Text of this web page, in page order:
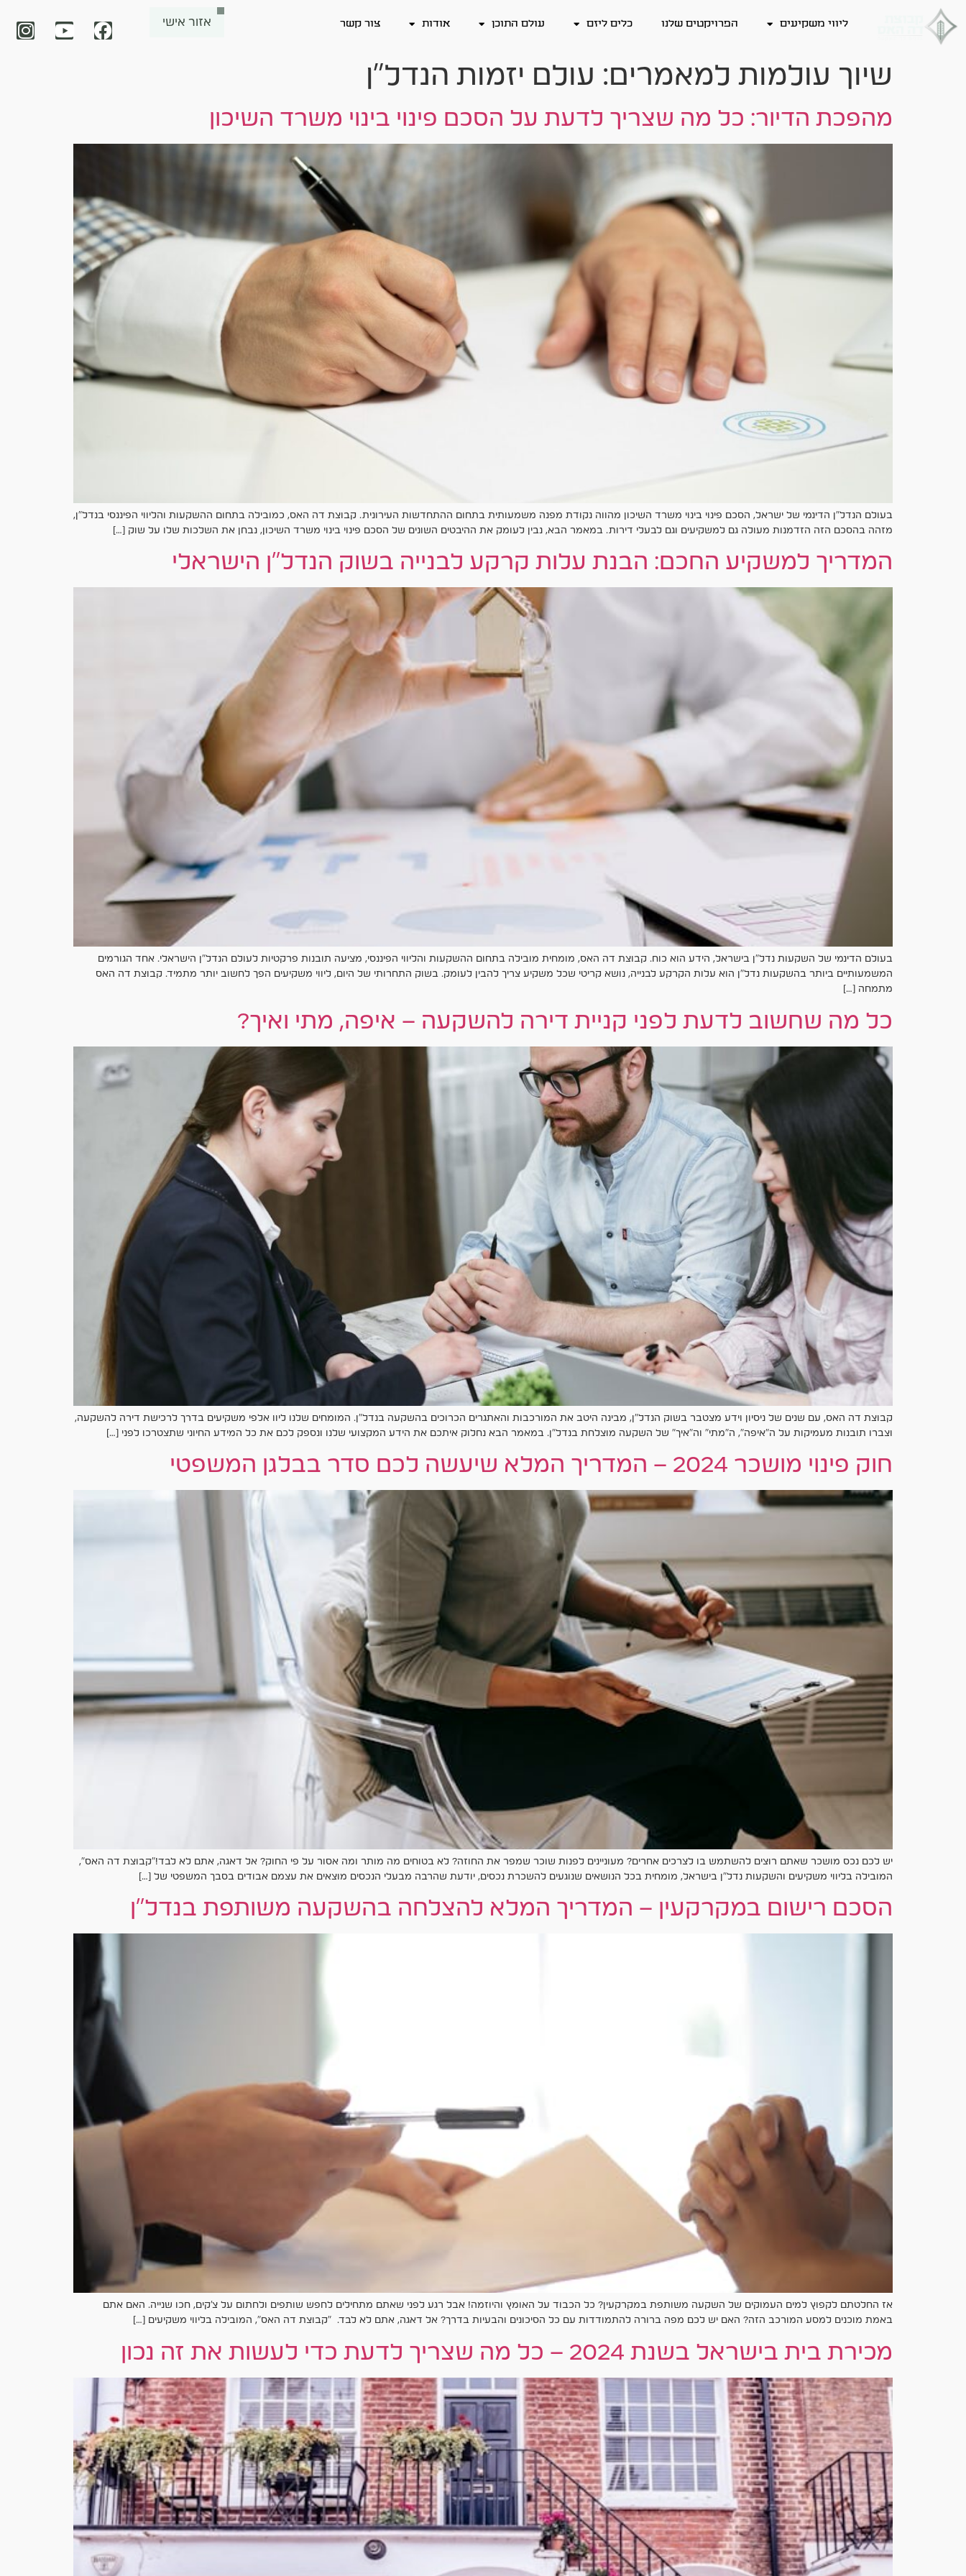
לתוכן
ליווי משקיעים
הפרויקטים שלנו כלים ליזם עולם התוכן אודות צור קשר אזור אישי
שיוך עולמות למאמרים: עולם יזמות הנדל״ן
מהפכת הדיור: כל מה שצריך לדעת על הסכם פינוי בינוי משרד השיכון
בעולם הנדל"ן הדינמי של ישראל, הסכם פינוי בינוי משרד השיכון מהווה נקודת מפנה משמעותית בתחום ההתחדשות העירונית. קבוצת דה האס, כמובילה בתחום ההשקעות והליווי הפיננסי בנדל"ן,
מזהה בהסכם הזה הזדמנות מעולה גם למשקיעים וגם לבעלי דירות. במאמר הבא, נבין לעומק את ההיבטים השונים של הסכם פינוי בינוי משרד השיכון, נבחן את השלכות שלו על שוק […]
המדריך למשקיע החכם: הבנת עלות קרקע לבנייה בשוק הנדל"ן הישראלי
בעולם הדינמי של השקעות נדל"ן בישראל, הידע הוא כוח. קבוצת דה האס, מומחית מובילה בתחום ההשקעות והליווי הפיננסי, מציעה תובנות פרקטיות לעולם הנדל"ן הישראלי. אחד הגורמים
המשמעותיים ביותר בהשקעות נדל"ן הוא עלות הקרקע לבנייה, נושא קריטי שכל משקיע צריך להבין לעומק. בשוק התחרותי של היום, ליווי משקיעים הפך לחשוב יותר מתמיד. קבוצת דה האס
מתמחה […]
כל מה שחשוב לדעת לפני קניית דירה להשקעה – איפה, מתי ואיך?
קבוצת דה האס, עם שנים של ניסיון וידע מצטבר בשוק הנדל"ן, מבינה היטב את המורכבות והאתגרים הכרוכים בהשקעה בנדל"ן. המומחים שלנו ליוו אלפי משקיעים בדרך לרכישת דירה להשקעה,
וצברו תובנות מעמיקות על ה"איפה", ה"מתי" וה"איך" של השקעה מוצלחת בנדל"ן. במאמר הבא נחלוק איתכם את הידע המקצועי שלנו ונספק לכם את כל המידע החיוני שתצטרכו לפני […]
חוק פינוי מושכר 2024 – המדריך המלא שיעשה לכם סדר בבלגן המשפטי
יש לכם נכס מושכר שאתם רוצים להשתמש בו לצרכים אחרים? מעוניינים לפנות שוכר שמפר את החוזה? לא בטוחים מה מותר ומה אסור על פי החוק? אל דאגה, אתם לא לבד!״קבוצת דה האס״,
המובילה בליווי משקיעים והשקעות נדל"ן בישראל, מומחית בכל הנושאים שנוגעים להשכרת נכסים, יודעת שהרבה מבעלי הנכסים מוצאים את עצמם אבודים בסבך המשפטי של […]
הסכם רישום במקרקעין – המדריך המלא להצלחה בהשקעה משותפת בנדל"ן
אז החלטתם לקפוץ למים העמוקים של השקעה משותפת במקרקעין? כל הכבוד על האומץ והיוזמה! אבל רגע לפני שאתם מתחילים לחפש שותפים ולחתום על צ'קים, חכו שנייה. האם אתם
באמת מוכנים למסע המורכב הזה? האם יש לכם מפה ברורה להתמודדות עם כל הסיכונים והבעיות בדרך? אל דאגה, אתם לא לבד. ״קבוצת דה האס״, המובילה בליווי משקיעים […]
מכירת בית בישראל בשנת 2024 – כל מה שצריך לדעת כדי לעשות את זה נכון